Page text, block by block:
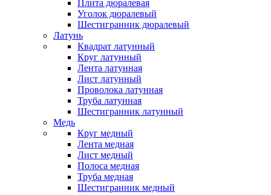
Плита дюралевая
Уголок дюралевый
Шестигранник дюралевый
Латунь
Квадрат латунный
Круг латунный
Лента латунная
Лист латунный
Проволока латунная
Труба латунная
Шестигранник латунный
Медь
Круг медный
Лента медная
Лист медный
Полоса медная
Труба медная
Шестигранник медный